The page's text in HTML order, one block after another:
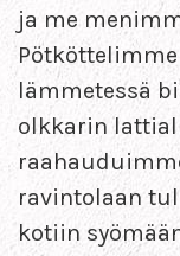
ja me
lämmetessä
olkkarin
ravintolaan
kotiin